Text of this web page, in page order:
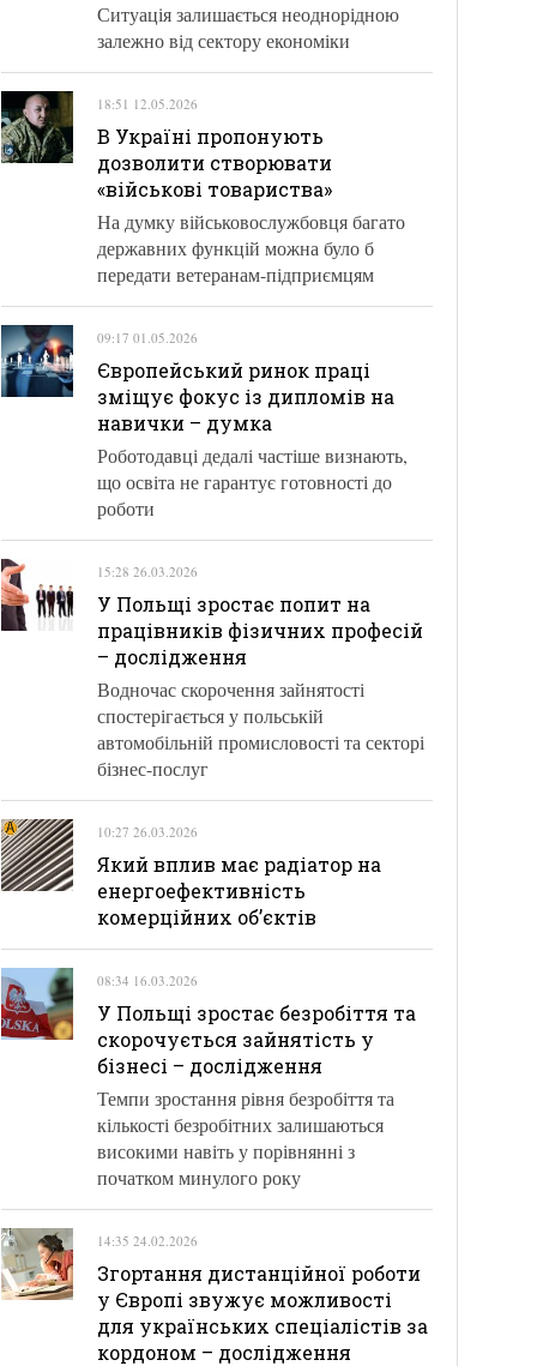
Ситуація залишається неоднорідною
залежно від сектору економіки
18:51 12.05.2026
В Україні пропонують
дозволити створювати
«військові товариства»
На думку військовослужбовця багато
державних функцій можна було б
передати ветеранам-підприємцям
09:17 01.05.2026
Європейський ринок праці
зміщує фокус із дипломів на
навички – думка
Роботодавці дедалі частіше визнають,
що освіта не гарантує готовності до
роботи
15:28 26.03.2026
У Польщі зростає попит на
працівників фізичних професій
– дослідження
Водночас скорочення зайнятості
спостерігається у польській
автомобільній промисловості та секторі
бізнес-послуг
10:27 26.03.2026
Який вплив має радіатор на
енергоефективність
комерційних об’єктів
08:34 16.03.2026
У Польщі зростає безробіття та
скорочується зайнятість у
бізнесі – дослідження
Темпи зростання рівня безробіття та
кількості безробітних залишаються
високими навіть у порівнянні з
початком минулого року
14:35 24.02.2026
Згортання дистанційної роботи
у Європі звужує можливості
для українських спеціалістів за
кордоном – дослідження